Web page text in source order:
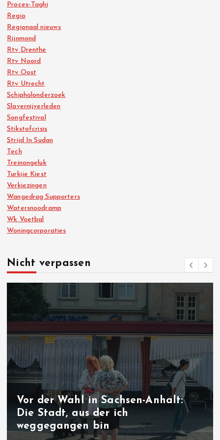
Proces-Taghi
Regio
Regionaal nieuws
Rijnmond
Rtv Drenthe
Rtv Noord
Rtv Oost
Rtv Utrecht
Schipholonderzoek
Slavernijverleden
Songfestival
Stikstofcrisis
Strijd In Sudan
Tech
Treinongeluk
Turkije Kiest
Verkiezingen
Wangedrag Supporters
Watersnoodramp
Wk Voetbal
Woningcorporaties
Nicht verpassen
Vor der Wahl in Sachsen-Anhalt:
Die Stadt, aus der ich
weggegangen bin